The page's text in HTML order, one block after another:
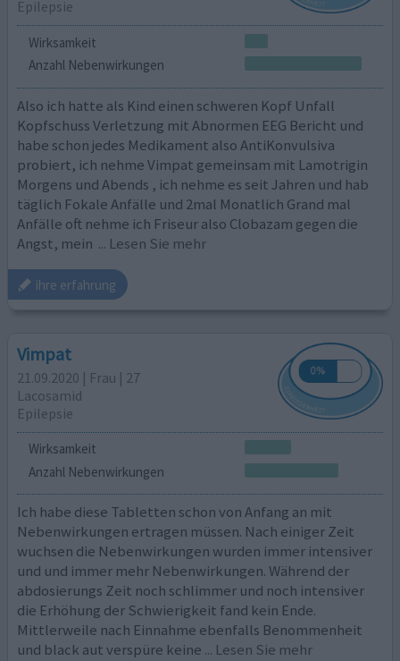
Epilepsie
Wirksamkeit
Anzahl Nebenwirkungen
Also ich hatte als Kind einen schweren Kopf Unfall
Kopfschuss Verletzung mit Abnormen EEG Bericht und
habe schon jedes Medikament also AntiKonvulsiva
probiert, ich nehme Vimpat gemeinsam mit Lamotrigin
Morgens und Abends , ich nehme es seit Jahren und hab
täglich Fokale Anfälle und 2mal Monatlich Grand mal
Anfälle oft nehme ich Friseur also Clobazam gegen die
Angst, mein ... Lesen Sie mehr
ihre erfahrung
Vimpat
21.09.2020 | Frau | 27
Lacosamid
Epilepsie
Wirksamkeit
Anzahl Nebenwirkungen
Ich habe diese Tabletten schon von Anfang an mit
Nebenwirkungen ertragen müssen. Nach einiger Zeit
wuchsen die Nebenwirkungen wurden immer intensiver
und und immer mehr Nebenwirkungen. Während der
abdosierungs Zeit noch schlimmer und noch intensiver
die Erhöhung der Schwierigkeit fand kein Ende.
Mittlerweile nach Einnahme ebenfalls Benommenheit
und black aut verspüre keine ... Lesen Sie mehr